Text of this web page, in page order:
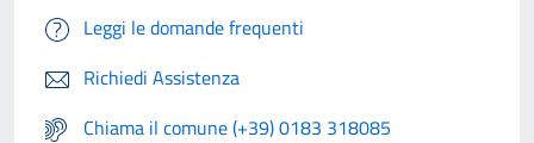
Leggi le domande frequenti
Richiedi Assistenza
Chiama il comune (+39) 0183 318085